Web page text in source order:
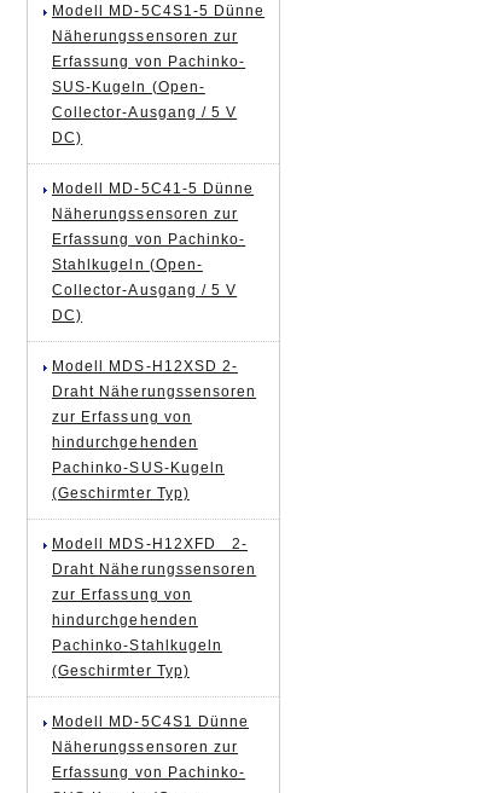
Modell MD-5C4S1-5 Dünne
Näherungssensoren zur
Erfassung von Pachinko-
SUS-Kugeln (Open-
Collector-Ausgang / 5 V
DC)
Modell MD-5C41-5 Dünne
Näherungssensoren zur
Erfassung von Pachinko-
Stahlkugeln (Open-
Collector-Ausgang / 5 V
DC)
Modell MDS-H12XSD 2-
Draht Näherungssensoren
zur Erfassung von
hindurchgehenden
Pachinko-SUS-Kugeln
(Geschirmter Typ)
Modell MDS-H12XFD 2-
Draht Näherungssensoren
zur Erfassung von
hindurchgehenden
Pachinko-Stahlkugeln
(Geschirmter Typ)
Modell MD-5C4S1 Dünne
Näherungssensoren zur
Erfassung von Pachinko-